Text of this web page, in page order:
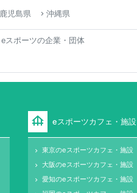
鹿児島県 keyboard_arrow_right 沖縄県
eスポーツの企業・団体
foundation eスポーツカフェ・施設
keyboard_arrow_right 東京のeスポーツカフェ・施設
keyboard_arrow_right 大阪のeスポーツカフェ・施設
keyboard_arrow_right 愛知のeスポーツカフェ・施設